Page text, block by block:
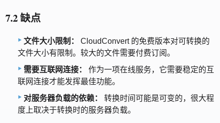
7.2 缺点
文件大小限制：
CloudConvert 的免费版本对可转换的
文件大小有限制。较大的文件需要付费订阅。
需要互联网连接：
作为一项在线服务，它需要稳定的互
联网连接才能发挥最佳功能。
对服务器负载的依赖：
转换时间可能是可变的，很大程
度上取决于转换时的服务器负载。